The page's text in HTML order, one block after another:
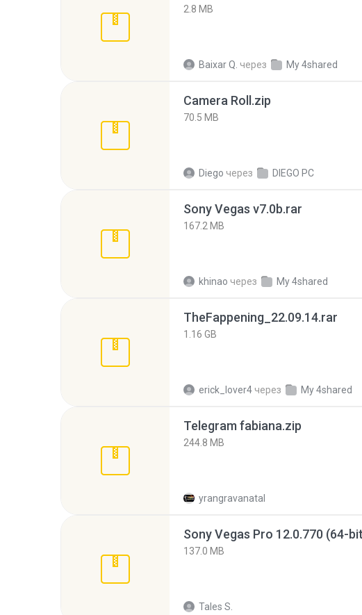
2.8 MB
Baixar Q. через My 4shared
Camera Roll.zip
70.5 MB
Diego через DIEGO PC
Sony Vegas v7.0b.rar
167.2 MB
khinao через My 4shared
TheFappening_22.09.14.rar
1.16 GB
erick_lover4 через My 4shared
Telegram fabiana.zip
244.8 MB
yrangravanatal
137.0 MB
Tales S.